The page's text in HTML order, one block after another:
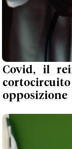
Covid, il
opposizione